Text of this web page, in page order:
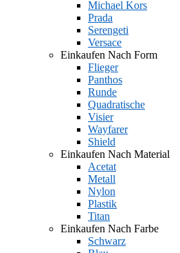
Michael Kors
Prada
Serengeti
Versace
Einkaufen Nach Form
Flieger
Panthos
Runde
Quadratische
Visier
Wayfarer
Shield
Einkaufen Nach Material
Acetat
Metall
Nylon
Plastik
Titan
Einkaufen Nach Farbe
Schwarz